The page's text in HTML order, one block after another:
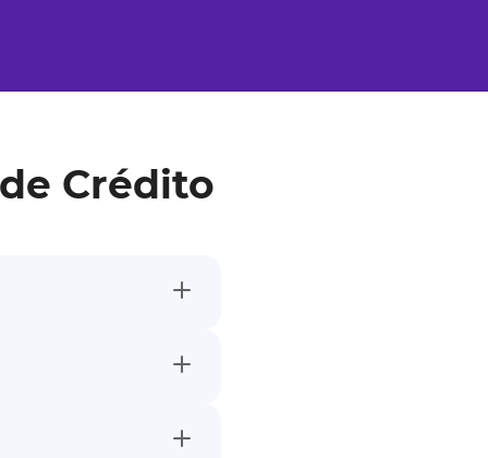
Crédito